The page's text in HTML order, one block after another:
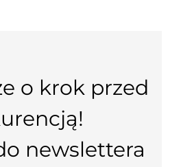
o krok przed
newslettera